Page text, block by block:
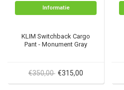
Informatie
KLIM Switchback Cargo
Pant - Monument Gray
€350,00 €315,00